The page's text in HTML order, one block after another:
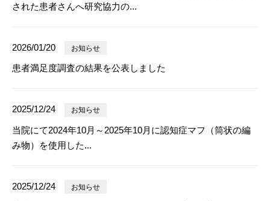
された患者さんへ研究協力の...
2026/01/20 お知らせ
患者満足度調査の結果を公表しました
2025/12/24 お知らせ
当院にて2024年10月～2025年10月に認知症マフ（筒状の編
み物）を使用した...
2025/12/24 お知らせ